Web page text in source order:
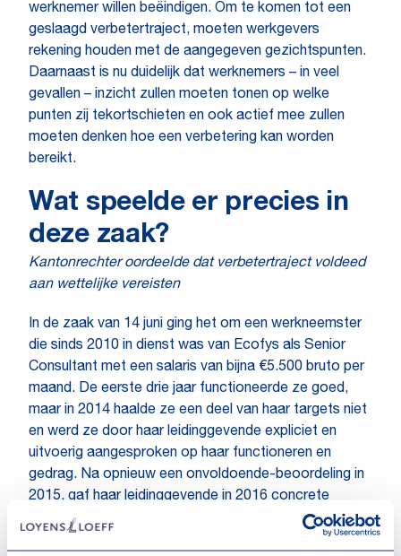
werknemer willen beëindigen. Om te komen tot een
geslaagd verbetertraject, moeten werkgevers
rekening houden met de aangegeven gezichtspunten.
Daarnaast is nu duidelijk dat werknemers – in veel
gevallen – inzicht zullen moeten tonen op welke
punten zij tekortschieten en ook actief mee zullen
moeten denken hoe een verbetering kan worden
bereikt.
Wat speelde er precies in
deze zaak?
Kantonrechter oordeelde dat verbetertraject voldeed
aan wettelijke vereisten
In de zaak van 14 juni ging het om een werkneemster
die sinds 2010 in dienst was van Ecofys als Senior
Consultant met een salaris van bijna €5.500 bruto per
maand. De eerste drie jaar functioneerde ze goed,
maar in 2014 haalde ze een deel van haar targets niet
en werd ze door haar leidinggevende expliciet en
uitvoerig aangesproken op haar functioneren en
gedrag. Na opnieuw een onvoldoende-beoordeling in
2015, gaf haar leidinggevende in 2016 concrete
feedback waarin hij aangaf dat werkneemster (i) de
kwaliteit van haar inhoudelijke werk en (ii) haar manier